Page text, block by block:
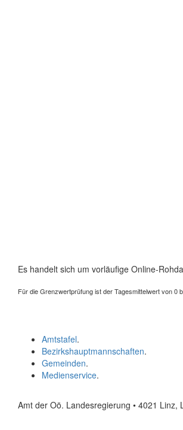
Es handelt sich um vorläufige Online-
Für die Grenzwertprüfung ist der Tagesmittelwert von 0
Amtstafel.
Bezirkshauptmannschaften.
Gemeinden.
Medienservice.
Amt der Oö. Landesregierung • 4021 Linz,